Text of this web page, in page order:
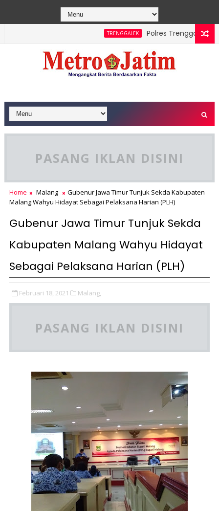
TRENGGALEK Polres Trenggalek
PASANG IKLAN DISINI
Home Malang
Gubenur Jawa Timur Tunjuk Sekda Kabupaten
Malang Wahyu Hidayat Sebagai Pelaksana Harian (PLH)
Gubenur Jawa Timur Tunjuk Sekda
Kabupaten Malang Wahyu Hidayat
Sebagai Pelaksana Harian (PLH)
Februari 18, 2021 Malang,
PASANG IKLAN DISINI